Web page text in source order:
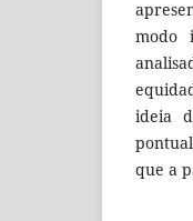
modo
ideia
que a